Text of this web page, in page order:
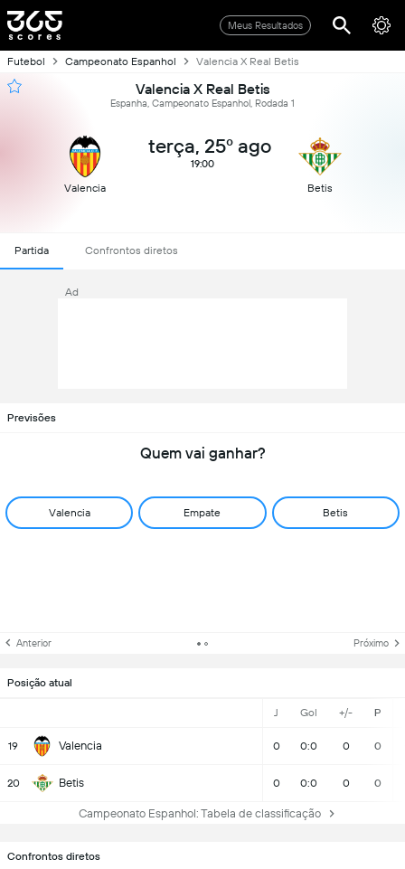
Meus Resultados
Futebol Campeonato Espanhol Valencia X Real Betis
Valencia X Real Betis
Espanha, Campeonato Espanhol, Rodada 1
Valencia
terça, 25º ago
19:00
Betis
Partida Confrontos diretos
Ad
Previsões
Quem vai ganhar?
Valencia Empate Betis
Anterior Próximo
Posição atual
J Gol +/- P
19 Valencia 0 0:0 0 0
20 Betis 0 0:0 0 0
Campeonato Espanhol: Tabela de classificação
Confrontos diretos